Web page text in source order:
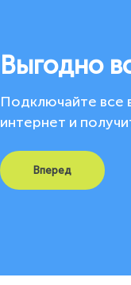
Выгодно
Подключайте все
интернет и
Вперед